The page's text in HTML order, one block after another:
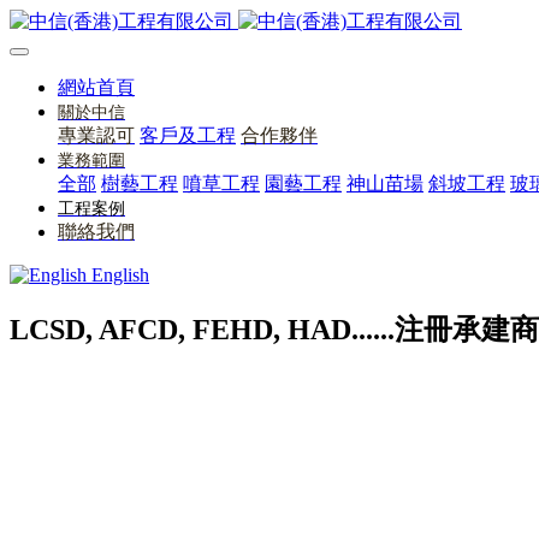
網站首頁
關於中信
專業認可 客戶及工程 合作夥伴
業務範圍
全部 樹藝工程 噴草工程 園藝工程 神山苗場 斜坡工程 玻
工程案例
聯絡我們
English
LCSD, AFCD, FEHD, HAD......注冊承建商